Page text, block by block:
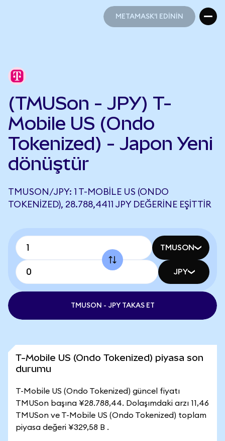
METAMASK'I EDİNİN
(TMUSon - JPY) T-
Mobile US (Ondo
Tokenized) - Japon Yeni
dönüştür
TMUSON/JPY: 1 T-MOBILE US (ONDO
TOKENIZED), 28.788,4411 JPY DEĞERINE EŞITTIR
TMUSON
JPY
TMUSON - JPY TAKAS ET
T-Mobile US (Ondo Tokenized) piyasa son
durumu
T-Mobile US (Ondo Tokenized) güncel fiyatı
TMUSon başına ¥28.788,44. Dolaşımdaki arzı 11,46
TMUSon ve T-Mobile US (Ondo Tokenized) toplam
piyasa değeri ¥329,58 B .